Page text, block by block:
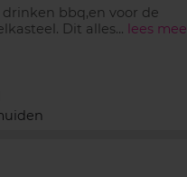
bbq,en voor de
Dit alles... lees